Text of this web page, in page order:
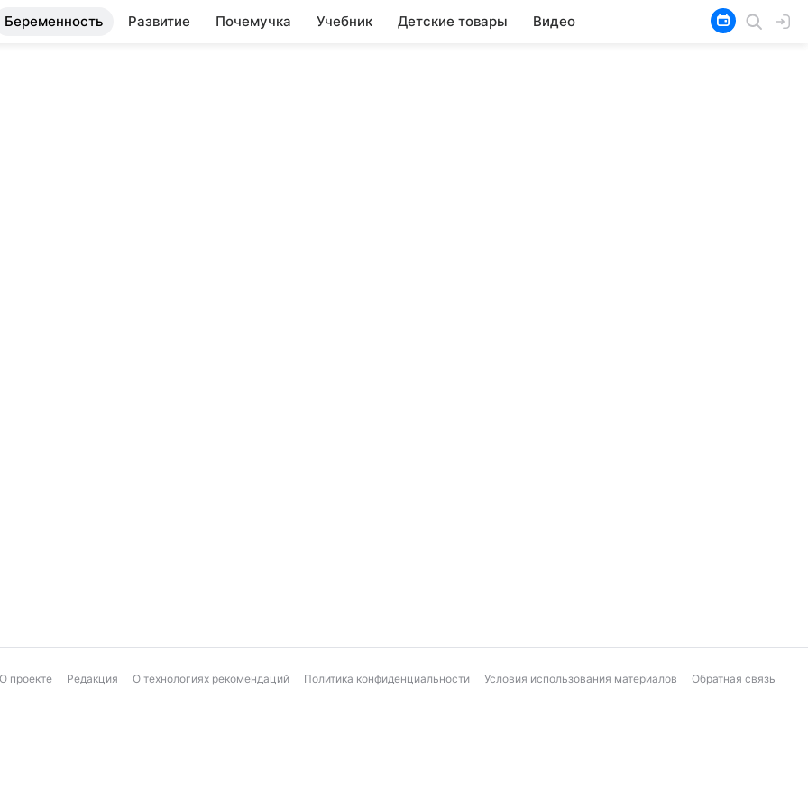
Беременность Развитие Почемучка Учебник Детские товары Видео
О проекте Редакция О технологиях рекомендаций Политика конфиденциальности Условия использования материалов Обратная связь